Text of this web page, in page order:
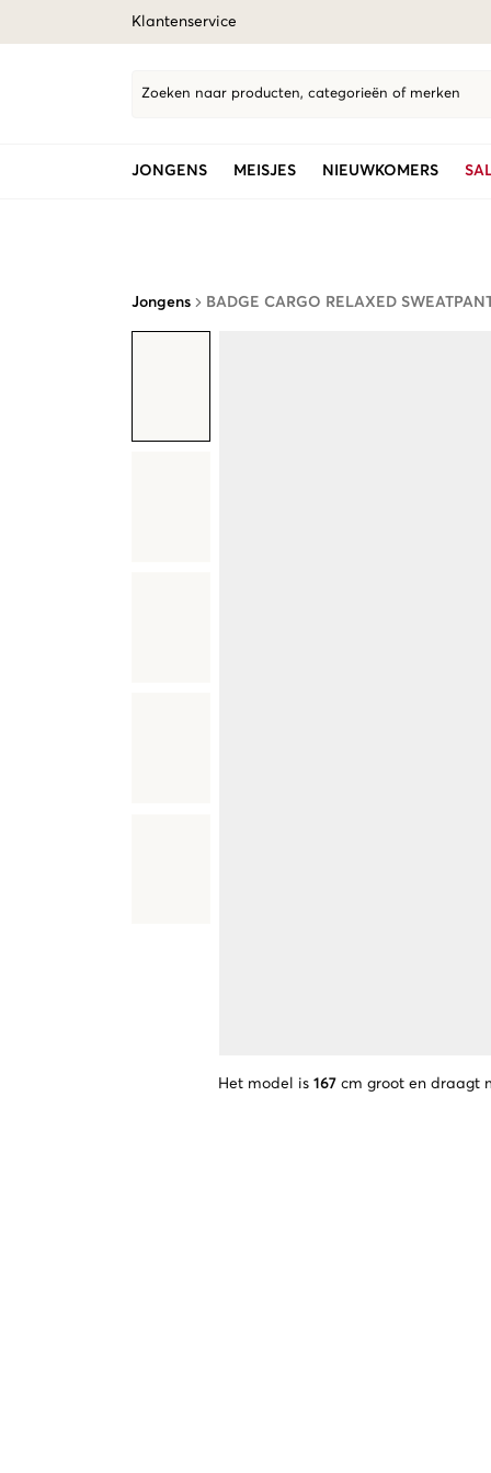
Klantenservice
Zoeken naar producten, categorieën of merken
JONGENS MEISJES NIEUWKOMERS
Jongens BADGE CARGO RELAXED
Het model is 167 cm groot en draagt